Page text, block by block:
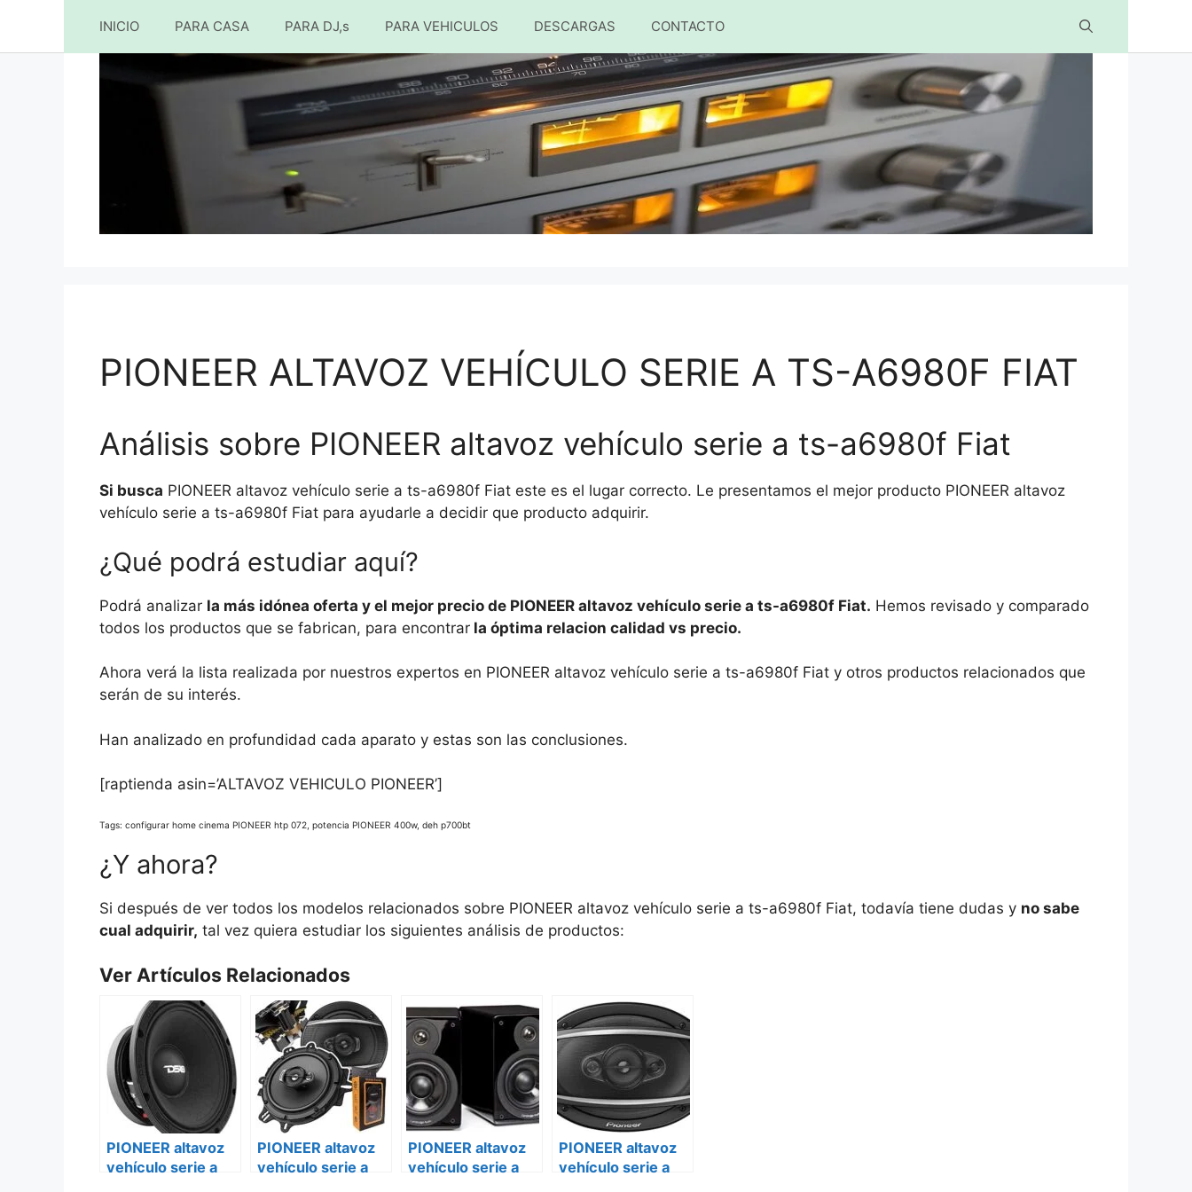
al
INICIO PARA CASA PARA DJ,s PARA VEHICULOS DESCARGAS CONTACTO
PIONEER ALTAVOZ VEHÍCULO SERIE A TS-A6980F FIAT
Análisis sobre PIONEER altavoz vehículo serie a ts-a6980f Fiat
Si busca PIONEER altavoz vehículo serie a ts-a6980f Fiat este es el lugar correcto. Le presentamos el mejor producto PIONEER altavoz
vehículo serie a ts-a6980f Fiat para ayudarle a decidir que producto adquirir.
¿Qué podrá estudiar aquí?
Podrá analizar la más idónea oferta y el mejor precio de PIONEER altavoz vehículo serie a ts-a6980f Fiat. Hemos revisado y comparado
todos los productos que se fabrican, para encontrar la óptima relacion calidad vs precio.
Ahora verá la lista realizada por nuestros expertos en PIONEER altavoz vehículo serie a ts-a6980f Fiat y otros productos relacionados que
serán de su interés.
Han analizado en profundidad cada aparato y estas son las conclusiones.
[raptienda asin=’ALTAVOZ VEHICULO PIONEER’]
Tags: configurar home cinema PIONEER htp 072, potencia PIONEER 400w, deh p700bt
¿Y ahora?
Si después de ver todos los modelos relacionados sobre PIONEER altavoz vehículo serie a ts-a6980f Fiat, todavía tiene dudas y no sabe
cual adquirir, tal vez quiera estudiar los siguientes análisis de productos:
Ver Artículos Relacionados
PIONEER altavoz
vehículo serie a
PIONEER altavoz
vehículo serie a
PIONEER altavoz
vehículo serie a
PIONEER altavoz
vehículo serie a